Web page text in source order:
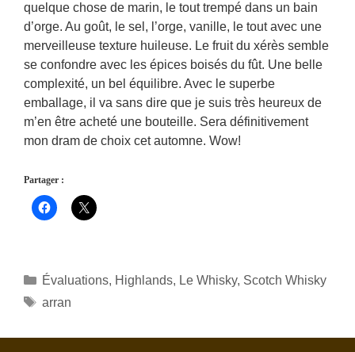
quelque chose de marin, le tout trempé dans un bain
d’orge. Au goût, le sel, l’orge, vanille, le tout avec une
merveilleuse texture huileuse. Le fruit du xérès semble
se confondre avec les épices boisés du fût. Une belle
complexité, un bel équilibre. Avec le superbe
emballage, il va sans dire que je suis très heureux de
m’en être acheté une bouteille. Sera définitivement
mon dram de choix cet automne. Wow!
Partager :
Catégories
Évaluations, Highlands, Le Whisky, Scotch Whisky
Étiquettes
arran